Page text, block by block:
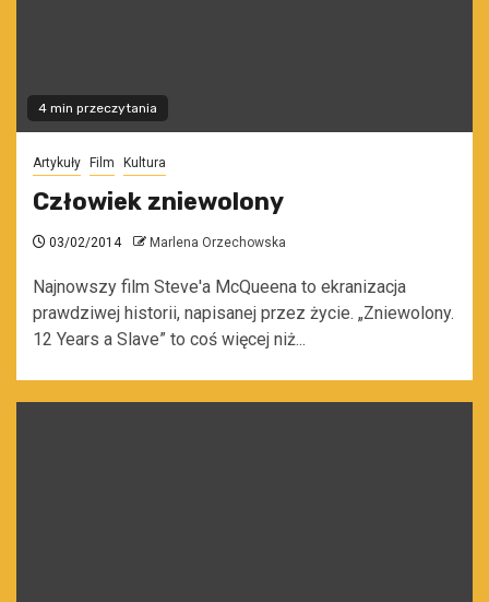
4 min przeczytania
Artykuły Film Kultura
Człowiek zniewolony
03/02/2014 Marlena Orzechowska
Najnowszy film Steve'a McQueena to ekranizacja
prawdziwej historii, napisanej przez życie. „Zniewolony.
12 Years a Slave” to coś więcej niż...